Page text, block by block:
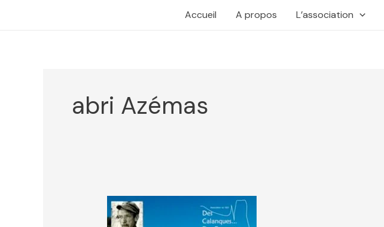
Accueil A propos L’association
abri Azémas